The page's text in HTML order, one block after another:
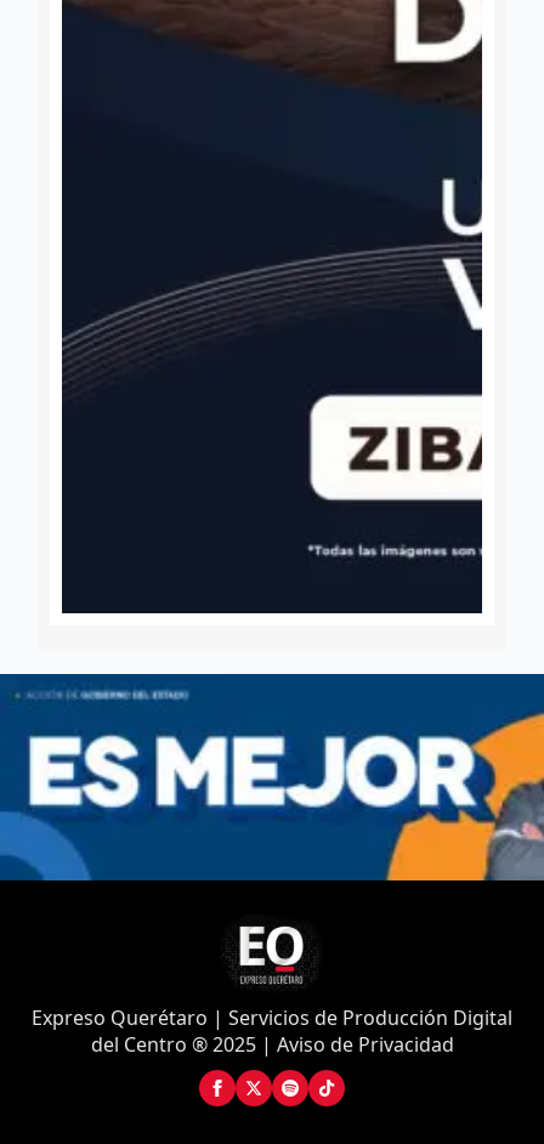
Expreso Querétaro | Servicios de Producción Digital
del Centro ® 2025 | Aviso de Privacidad